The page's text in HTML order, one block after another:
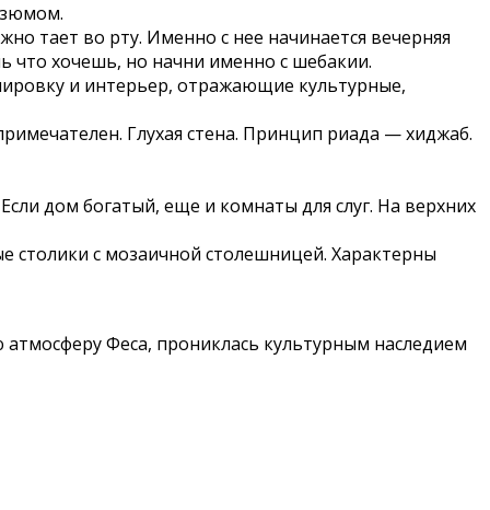
тает во рту. Именно с нее начинается вечерняя
что хочешь, но начни именно с шебакии.
и интерьер, отражающие культурные,
Глухая стена. Принцип риада — хиджаб.
дом богатый, еще и комнаты для слуг. На верхних
столики с мозаичной столешницей. Характерны
Феса, прониклась культурным наследием